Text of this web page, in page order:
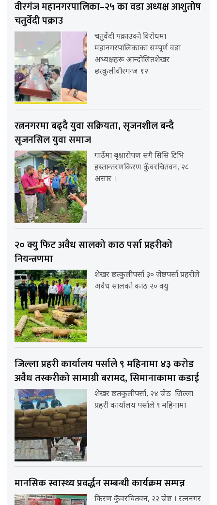
वीरगंज महानगरपालिका–२५ का वडा अध्यक्ष आशुतोष
चतुर्वेदी पक्राउ
चतुर्वेदी पक्राउको विरोधमा
महानगरपालिकाका सम्पूर्ण वडा
अध्यक्षहरू आन्दोलितशेखर
छत्कुलीवीरगन्ज १२
रत्ननगरमा बढ्दै युवा सक्रियता, सृजनशील बन्दै
सृजनसिल युवा समाज
गाउँमा बृक्षारोपण संगै सिसि टिभि
हस्तान्तरणकिरण कुँवरचितवन, २८
असार ।
२० क्यु फिट अवैध सालको काठ पर्सा प्रहरीको
नियन्त्रणमा
शेखर छत्कुलीपर्सा ३० जेष्ठपर्सा प्रहरीले
अवैध सालको काठ २० क्यु
जिल्ला प्रहरी कार्यालय पर्साले ९ महिनामा ४३ करोड
अवैध तस्करीको सामाग्री बरामद, सिमानाकामा कडाई
शेखर छतकुलीपर्सा, २४ जेठ जिल्ला
प्रहरी कार्यालय पर्साले ९ महिनामा
मानसिक स्वास्थ्य प्रवर्द्धन सम्बन्धी कार्यक्रम सम्पन्न
किरण कुँवरचितवन, २२ जेष्ठ । रत्ननगर